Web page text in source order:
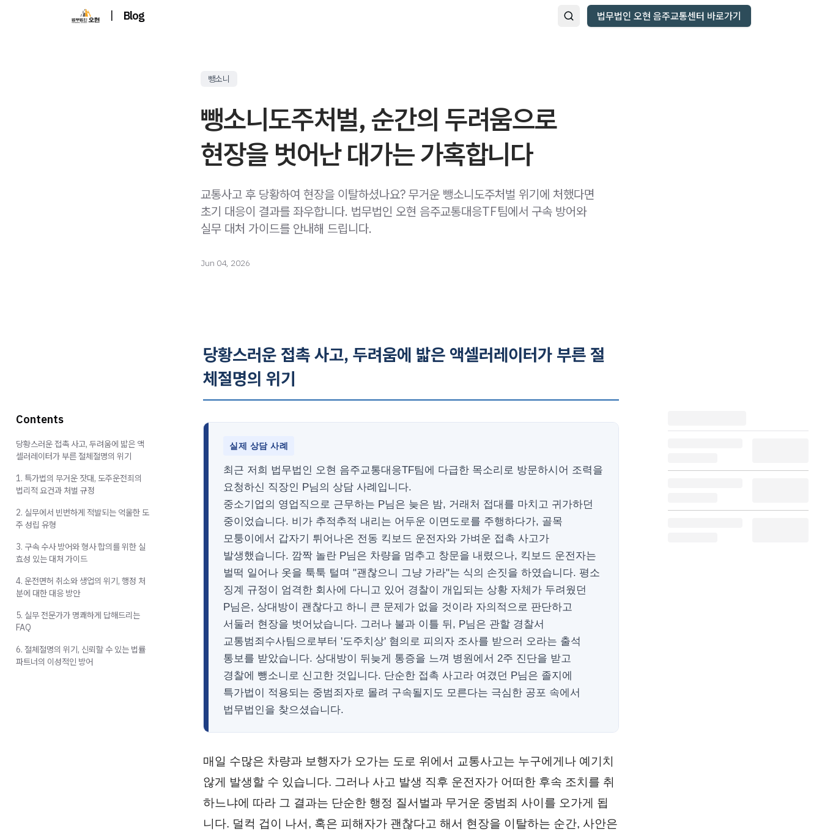
| Blog 법무법인 오현 음주교통센터 바로가기
뺑소니
뺑소니도주처벌, 순간의 두려움으로
현장을 벗어난 대가는 가혹합니다
교통사고 후 당황하여 현장을 이탈하셨나요? 무거운 뺑소니도주처벌 위기에 처했다면
초기 대응이 결과를 좌우합니다. 법무법인 오현 음주교통대응TF팀에서 구속 방어와
실무 대처 가이드를 안내해 드립니다.
Jun 04, 2026
당황스러운 접촉 사고, 두려움에 밟은 액셀러레이터가 부른 절
체절명의 위기
실제 상담 사례
최근 저희 법무법인 오현 음주교통대응TF팀에 다급한 목소리로 방문하시어 조력을
요청하신 직장인 P님의 상담 사례입니다.
중소기업의 영업직으로 근무하는 P님은 늦은 밤, 거래처 접대를 마치고 귀가하던
중이었습니다. 비가 추적추적 내리는 어두운 이면도로를 주행하다가, 골목
모퉁이에서 갑자기 튀어나온 전동 킥보드 운전자와 가벼운 접촉 사고가
발생했습니다. 깜짝 놀란 P님은 차량을 멈추고 창문을 내렸으나, 킥보드 운전자는
벌떡 일어나 옷을 툭툭 털며 "괜찮으니 그냥 가라"는 식의 손짓을 하였습니다. 평소
징계 규정이 엄격한 회사에 다니고 있어 경찰이 개입되는 상황 자체가 두려웠던
P님은, 상대방이 괜찮다고 하니 큰 문제가 없을 것이라 자의적으로 판단하고
서둘러 현장을 벗어났습니다. 그러나 불과 이틀 뒤, P님은 관할 경찰서
교통범죄수사팀으로부터 '도주치상' 혐의로 피의자 조사를 받으러 오라는 출석
통보를 받았습니다. 상대방이 뒤늦게 통증을 느껴 병원에서 2주 진단을 받고
경찰에 뺑소니로 신고한 것입니다. 단순한 접촉 사고라 여겼던 P님은 졸지에
특가법이 적용되는 중범죄자로 몰려 구속될지도 모른다는 극심한 공포 속에서
법무법인을 찾으셨습니다.
매일 수많은 차량과 보행자가 오가는 도로 위에서 교통사고는 누구에게나 예기치
않게 발생할 수 있습니다. 그러나 사고 발생 직후 운전자가 어떠한 후속 조치를 취
하느냐에 따라 그 결과는 단순한 행정 질서벌과 무거운 중범죄 사이를 오가게 됩
니다. 덜컥 겁이 나서, 혹은 피해자가 괜찮다고 해서 현장을 이탈하는 순간, 사안은
Contents
당황스러운 접촉 사고, 두려움에 밟은 액
셀러레이터가 부른 절체절명의 위기
1. 특가법의 무거운 잣대, 도주운전죄의
법리적 요건과 처벌 규정
2. 실무에서 빈번하게 적발되는 억울한 도
주 성립 유형
3. 구속 수사 방어와 형사 합의를 위한 실
효성 있는 대처 가이드
4. 운전면허 취소와 생업의 위기, 행정 처
분에 대한 대응 방안
5. 실무 전문가가 명쾌하게 답해드리는
FAQ
6. 절체절명의 위기, 신뢰할 수 있는 법률
파트너의 이성적인 방어